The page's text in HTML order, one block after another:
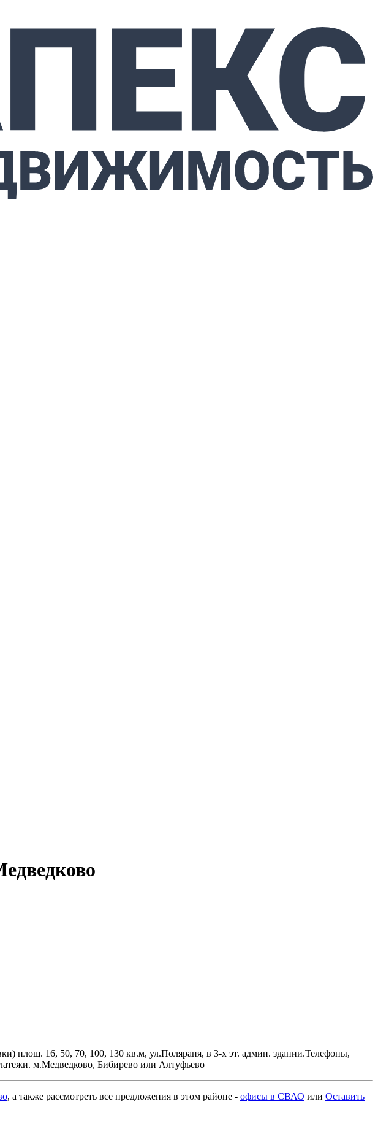
площ. 16, 50, 70, 100, 130 кв.м, ул.Поляраня, в 3-х эт. админ. здании.Телефоны,
м.Медведково, Бибирево или Алтуфьево
, а также рассмотреть все предложения в этом районе - офисы в СВАО или Оставить